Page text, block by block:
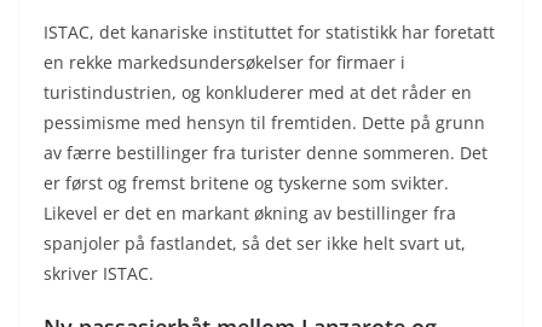
ISTAC, det kanariske instituttet for statistikk har foretatt
en rekke markedsundersøkelser for firmaer i
turistindustrien, og konkluderer med at det råder en
pessimisme med hensyn til fremtiden. Dette på grunn
av færre bestillinger fra turister denne sommeren. Det
er først og fremst britene og tyskerne som svikter.
Likevel er det en markant økning av bestillinger fra
spanjoler på fastlandet, så det ser ikke helt svart ut,
skriver ISTAC.